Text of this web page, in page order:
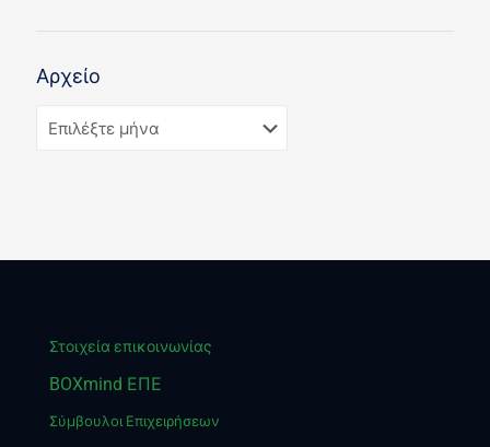
Αρχείο
Στοιχεία επικοινωνίας
BOXmind ΕΠΕ
Σύμβουλοι Επιχειρήσεων